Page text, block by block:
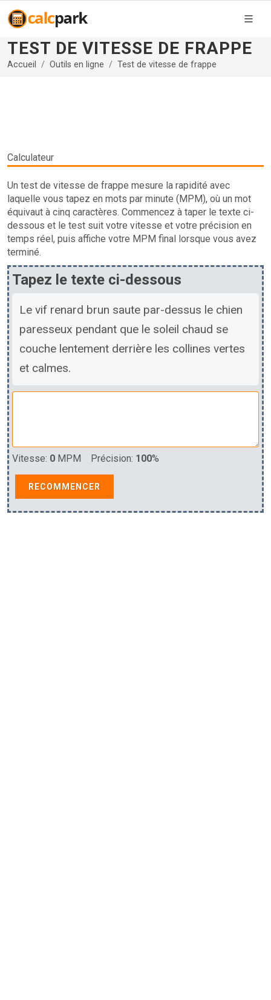
TEST DE VITESSE DE FRAPPE
Accueil Outils en ligne Test de vitesse de frappe
Calculateur
Un test de vitesse de frappe mesure la rapidité avec
laquelle vous tapez en mots par minute (MPM), où un mot
équivaut à cinq caractères. Commencez à taper le texte ci-
dessous et le test suit votre vitesse et votre précision en
temps réel, puis affiche votre MPM final lorsque vous avez
terminé.
Tapez le texte ci-dessous
Le vif renard brun saute par-dessus le chien
paresseux pendant que le soleil chaud se
couche lentement derrière les collines vertes
et calmes.
Vitesse: 0 MPM Précision: 100%
RECOMMENCER